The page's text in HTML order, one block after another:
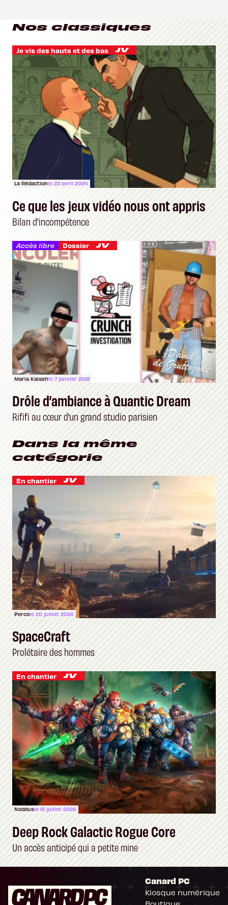
Nos classiques
Je vis des hauts et des bas
La Rédactionle 23 avril 2024
Ce que les jeux vidéo nous ont appris
Bilan d'incompétence
Accès libre Dossier
Maria Kalashle 7 janvier 2018
Drôle d’ambiance à Quantic Dream
Rififi au cœur d’un grand studio parisien
Dans la même
catégorie
En chantier
Percole 20 juillet 2026
SpaceCraft
Prolétaire des hommes
En chantier
Noddusle 15 juillet 2026
Deep Rock Galactic Rogue Core
Un accès anticipé qui a petite mine
Canard PC
Kiosque numérique